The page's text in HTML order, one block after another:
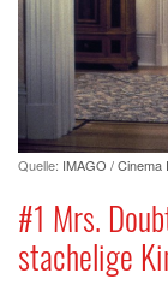
Quelle: IMAGO / Cinema
#1 Mrs.
stachelige